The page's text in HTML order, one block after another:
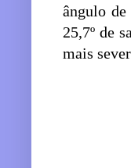
ângulo
25,7º de
mais